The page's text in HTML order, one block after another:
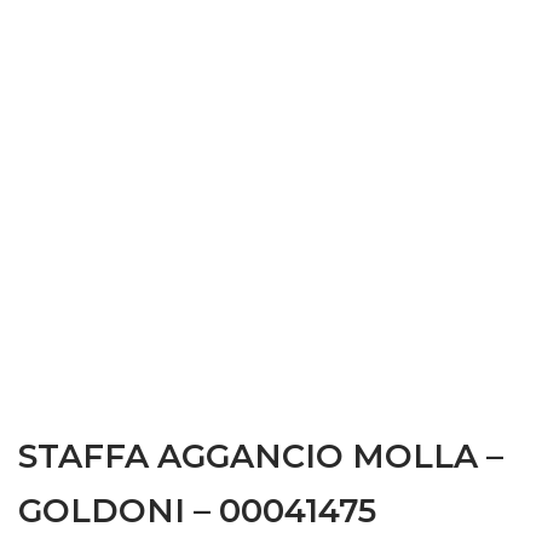
STAFFA AGGANCIO MOLLA –
GOLDONI – 00041475